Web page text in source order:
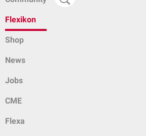
Flexikon
Shop
News
Jobs
CME
Flexa